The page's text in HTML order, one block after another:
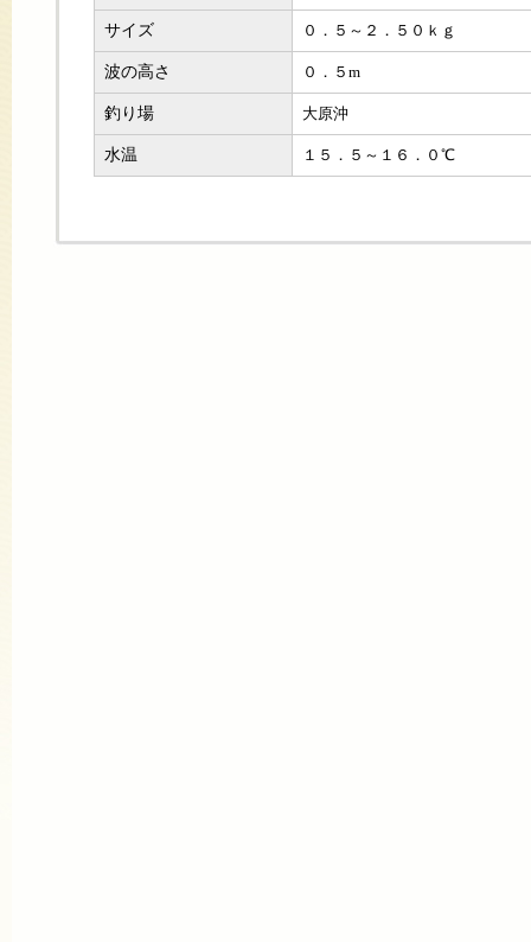
サイズ ０．５～２．５０ｋｇ
波の高さ ０．５m
釣り場 大原沖
水温 １５．５～１６．０℃